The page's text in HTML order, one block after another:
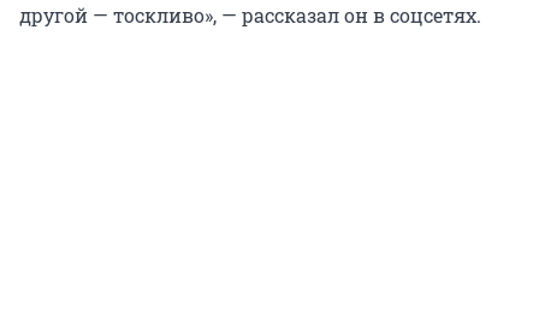
другой — тоскливо», — рассказал он в соцсетях.